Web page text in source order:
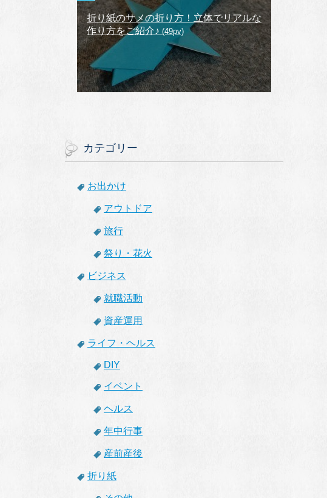
折り紙のサメの折り方！立体でリアルな
作り方をご紹介♪ (49pv)
カテゴリー
お出かけ
アウトドア
旅行
祭り・花火
ビジネス
就職活動
資産運用
ライフ・ヘルス
DIY
イベント
ヘルス
年中行事
産前産後
折り紙